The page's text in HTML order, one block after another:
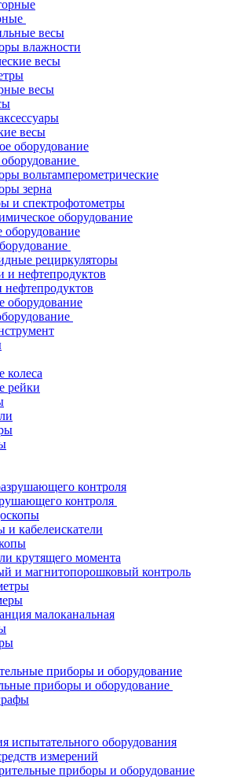
весы
влажности
весы
весы
весы
вольтамперометрические
зерна
и спектрофотометры
оборудование
рециркуляторы
колеса
рейки
контроля
и кабелеискатели
крутящего момента
и магнитопорошковый контроль
малоканальная
приборы и оборудование
испытательного оборудования
измерений